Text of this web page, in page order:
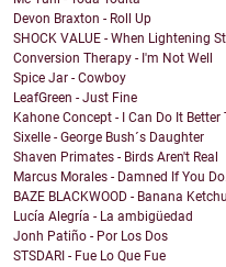
Devon Braxton - Roll Up
SHOCK VALUE - When Lightening
Conversion Therapy - I'm Not Well
Spice Jar - Cowboy
LeafGreen - Just Fine
Kahone Concept - I Can Do It Better
Sixelle - George Bush´s Daughter
Shaven Primates - Birds Aren't Real
Marcus Morales - Damned If You
BAZE BLACKWOOD - Banana
Lucía Alegría - La ambigüedad
Jonh Patiño - Por Los Dos
STSDARI - Fue Lo Que Fue